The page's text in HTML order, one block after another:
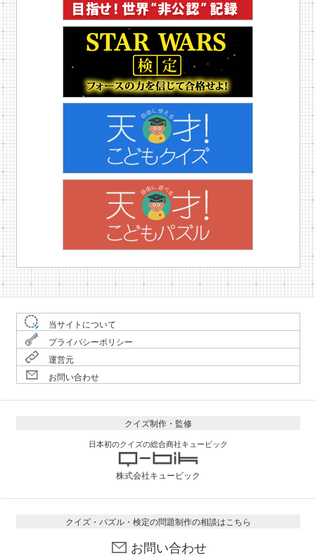
当サイトについて
プライバシーポリシー
運営元
お問い合わせ
クイズ制作・監修
日本初のクイズの総合商社キュービック
株式会社キュービック
クイズ・パズル・検定の問題制作の相談はこちら
お問い合わせ